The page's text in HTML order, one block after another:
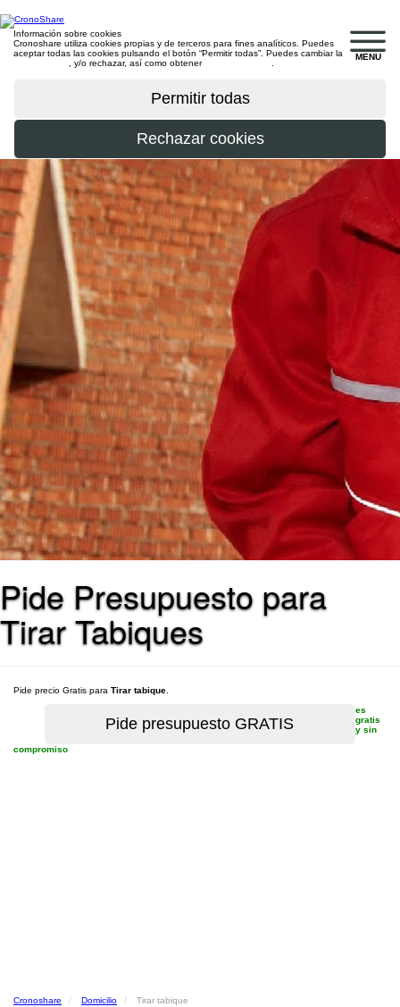
MENU
Información sobre cookies
Cronoshare utiliza cookies propias y de terceros para fines analíticos. Puedes
aceptar todas las cookies pulsando el botón “Permitir todas”. Puedes cambiar la
, y/o rechazar, así como obtener
Pide Presupuesto para
Tirar Tabiques
Pide precio Gratis para Tirar tabique
es
gratis
y sin
compromiso
Cronoshare Domicilio Tirar tabique